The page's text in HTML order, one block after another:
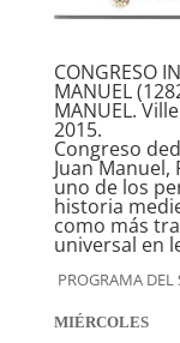
CONGRESO
MANUEL
MANUEL.
2015.
Congreso
Juan
uno de los
historia
como más
universal en
PROGRAMA
MIÉRCOLES